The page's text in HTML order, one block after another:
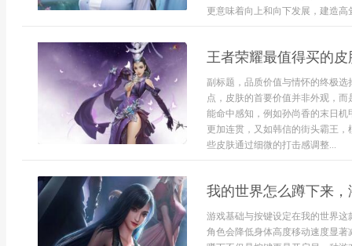
更意味着向上和向下发展，建造高
王者荣耀最值得买的
副标题，品质价值与情怀的终极
点，皮肤的首要价值并非外观，
能命中感知，例如孙尚香的末日
更加连贯，又如韩信的街头霸王
些皮肤通过细微的打击感调整...
我的世界怎么蹲下来
游戏基础与按键设定在我的世界
角色会降低身体高度移动速度显